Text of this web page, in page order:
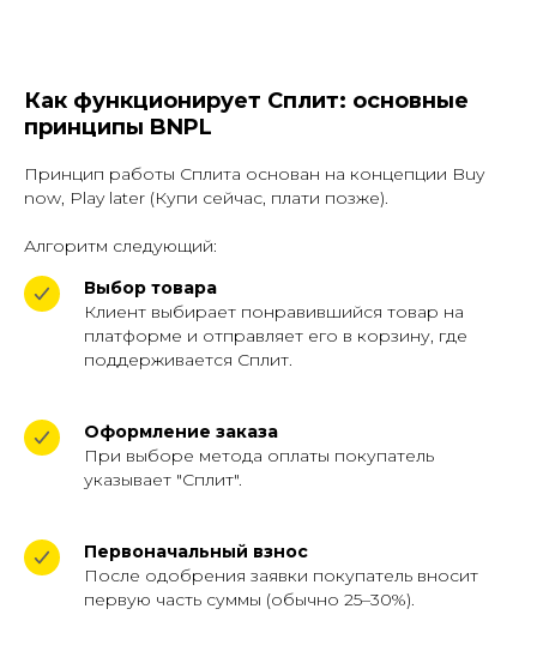
Как функционирует Сплит: основные
принципы BNPL
Принцип работы Сплита основан на концепции Buy
now, Play later (Купи сейчас, плати позже).
Алгоритм следующий:
Выбор товара
Клиент выбирает понравившийся товар на
платформе и отправляет его в корзину, где
поддерживается Сплит.
Оформление заказа
При выборе метода оплаты покупатель
указывает "Сплит".
Первоначальный взнос
После одобрения заявки покупатель вносит
первую часть суммы (обычно 25–30%).